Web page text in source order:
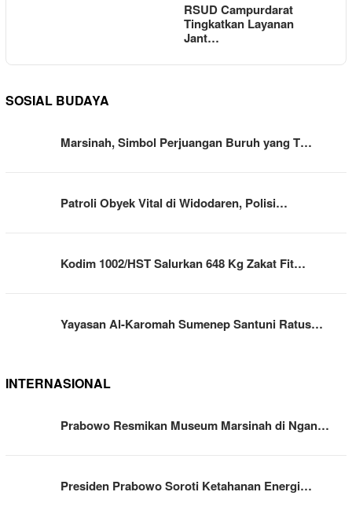
RSUD Campurdarat
Tingkatkan Layanan
Jant…
SOSIAL BUDAYA
Marsinah, Simbol Perjuangan Buruh yang T…
Patroli Obyek Vital di Widodaren, Polisi…
Kodim 1002/HST Salurkan 648 Kg Zakat Fit…
Yayasan Al-Karomah Sumenep Santuni Ratus…
INTERNASIONAL
Prabowo Resmikan Museum Marsinah di Ngan…
Presiden Prabowo Soroti Ketahanan Energi…